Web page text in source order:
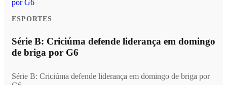
ESPORTES
Série B: Criciúma defende liderança em domingo
de briga por G6
Série B: Criciúma defende liderança em domingo de briga por